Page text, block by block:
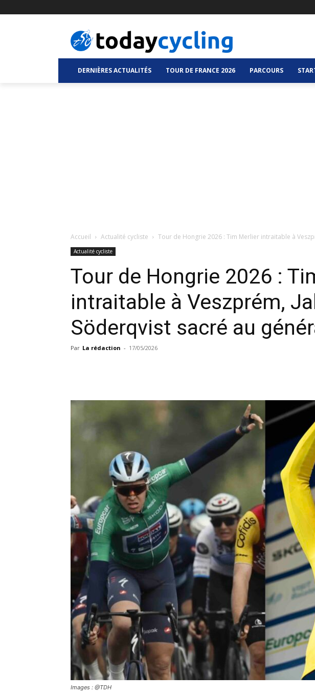
DERNIÈRES ACTUALITÉS TOUR DE FRANCE 2026 PARCOURS
Accueil Actualité cycliste Tour de Hongrie 2026 : Tim Merlier intraitable à
Actualité cycliste
Tour de Hongrie 2026 :
intraitable à Veszprém,
Söderqvist sacré au
Par La rédaction - 17/05/2026
Images : @TDH